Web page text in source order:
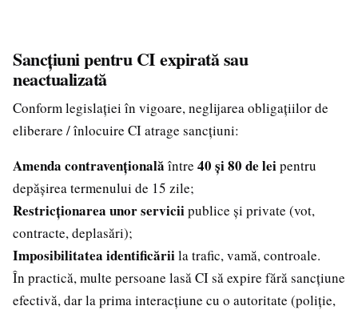
Sancțiuni pentru CI expirată sau
neactualizată
Conform legislației în vigoare, neglijarea obligațiilor de
eliberare / înlocuire CI atrage sancțiuni:
Amenda contravențională între 40 și 80 de leipentru
depășirea termenului de 15 zile;
Restricționarea unor serviciipublice și private (vot,
contracte, deplasări);
Imposibilitatea identificăriila trafic, vamă, controale.
În practică, multe persoane lasă CI să expire fără sancțiune
efectivă, dar la prima interacțiune cu o autoritate (poliție,